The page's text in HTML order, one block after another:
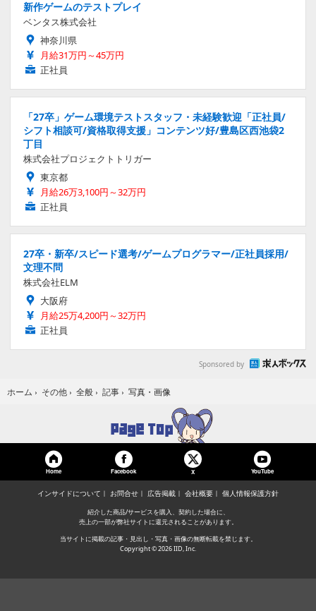
新作ゲームのテストプレイ
ベンタス株式会社
神奈川県
月給31万円～45万円
正社員
「27卒」ゲーム環境テストスタッフ・未経験歓迎「正社員/
シフト相談可/資格取得支援」コンテンツ好/豊島区西池袋2
丁目
株式会社プロジェクトトリガー
東京都
月給26万3,100円～32万円
正社員
27卒・新卒/スピード選考/ゲームプログラマー/正社員採用/
文理不問
株式会社ELM
大阪府
月給25万4,200円～32万円
正社員
Sponsored by
ホーム › その他 › 全般 › 記事 › 写真・画像
Home Facebook X YouTube
インサイドについて お問合せ 広告掲載 会社概要 個人情報保護方針
紹介した商品/サービスを購入、契約した場合に、
売上の一部が弊社サイトに還元されることがあります。
当サイトに掲載の記事・見出し・写真・画像の無断転載を禁じます。
Copyright © 2026 IID, Inc.